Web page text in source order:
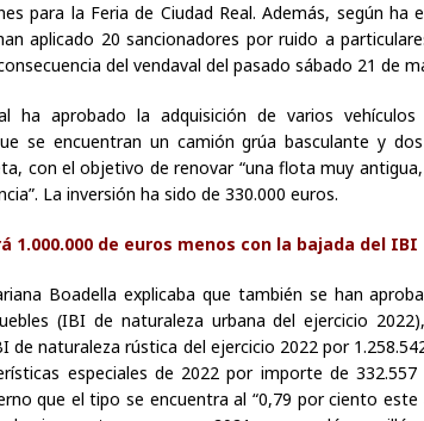
para la Feria de Ciudad Real. Además, según ha
aplicado 20 sancionadores por ruido a
del vendaval del pasado sábado 21 de
ha aprobado la adquisición de varios
se encuentran un camión grúa basculante y
con el objetivo de renovar “una flota muy
La inversión ha sido de 330.000 euros.
1.000.000 de euros menos con la bajada del IBI
Boadella explicaba que también se han
(IBI de naturaleza urbana del ejercicio
de naturaleza rústica del ejercicio 2022 por
especiales de 2022 por importe de 332.557
que el tipo se encuentra al “0,79 por ciento